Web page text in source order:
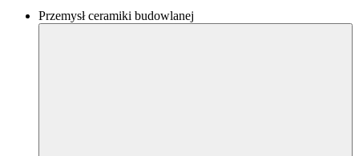
Przemysł ceramiki budowlanej